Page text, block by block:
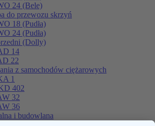
24 (Bele)
do przewozu skrzyń
18 (Pudła)
24 (Pudła)
(Dolly)
14
22
z samochodów ciężarowych
1
402
32
36
i budowlana